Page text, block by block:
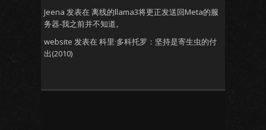
Jeena 发表在 离线的llama3将更正发送回Meta的服
务器-我之前并不知道。
website 发表在 科里·多科托罗：坚持是寄生虫的付
出(2010)